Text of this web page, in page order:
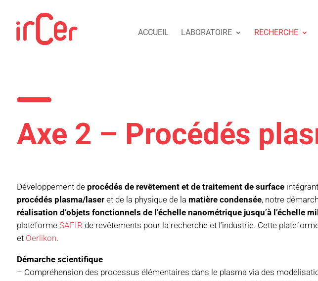
ACCUEIL LABORATOIRE RECHERCHE
Axe 2 – Procédés
Développement de procédés de revêtement et de traitement de surface
procédés plasma/laseret de la physique de la matière condensée, notre
réalisation d’objets fonctionnels de l’échelle nanométrique jusqu’à l’échelle
plateforme SAFIR de revêtements pour la recherche et l’industrie. Cette
et Oerlikon.
Démarche scientifique
– Compréhension des processus élémentaires dans le plasma via des